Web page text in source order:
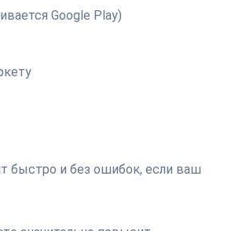
Google Play)
быстро и без ошибок, если ваш